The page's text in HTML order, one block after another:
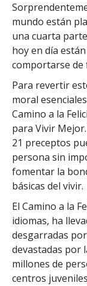
mundo están
una cuarta
hoy en día
comportarse de
Para revertir
moral
Camino a la
para Vivir
21 preceptos
persona sin
fomentar la
básicas del vivir.
El Camino a la
idiomas, ha
desgarradas
devastadas por
millones de
centros